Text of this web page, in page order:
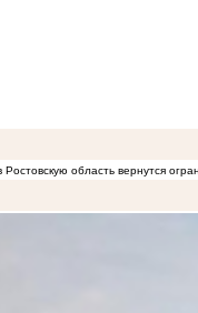
область вернутся